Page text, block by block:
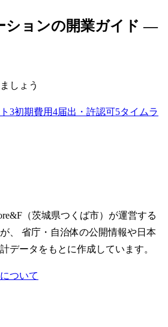
ションの開業ガイド —
しょう
3初期費用4届出・許認可5タイムラ
（茨城県つくば市）が運営する
、 省庁・自治体の公開情報や日本
データをもとに作成しています。
ついて